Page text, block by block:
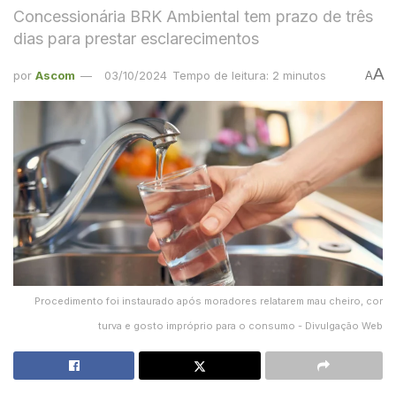
Concessionária BRK Ambiental tem prazo de três
dias para prestar esclarecimentos
por Ascom 03/10/2024 Tempo de leitura: 2 minutos AA
Procedimento foi instaurado após moradores relatarem mau cheiro, cor
turva e gosto impróprio para o consumo - Divulgação Web